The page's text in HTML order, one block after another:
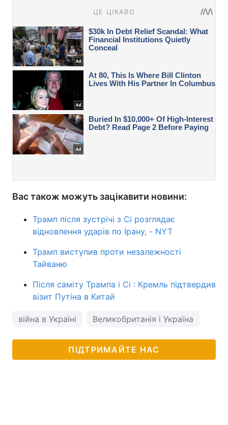
Вас також можуть зацікавити новини:
Трамп після зустрічі з Сі розглядає
відновлення ударів по Ірану, - NYT
Трамп виступив проти незалежності
Тайваню
Після саміту Трампа і Сі : Кремль підтвердив
візит Путіна в Китай
війна в Україні Великобританія і Україна
ПІДТРИМАЙТЕ НАС